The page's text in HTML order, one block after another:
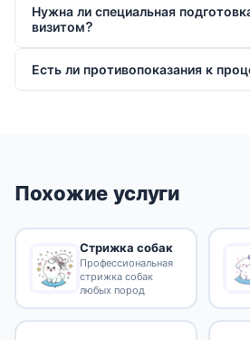
Нужна ли специальная
визитом?
Есть ли противопоказания к
Похожие услуги
Стрижка собак
Профессиональная
стрижка собак
любых пород